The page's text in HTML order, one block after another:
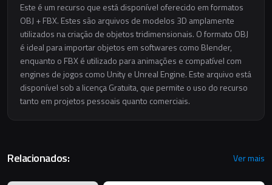
Este é um recurso que está disponível oferecido em formatos
OBJ + FBX. Estes são arquivos de modelos 3D amplamente
utilizados na criação de objetos tridimensionais. O formato OBJ
é ideal para importar objetos em softwares como Blender,
enquanto o FBX é utilizado para animações e compatível com
engines de jogos como Unity e Unreal Engine. Este arquivo está
disponível sob a licença Gratuita, que permite o uso do recurso
tanto em projetos pessoais quanto comerciais.
Relacionados: Ver mais